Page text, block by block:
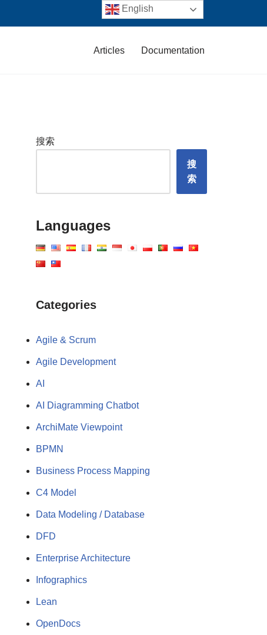
Articles Documentation
搜索
搜
索
Languages
Categories
Agile & Scrum
Agile Development
AI
AI Diagramming Chatbot
ArchiMate Viewpoint
BPMN
Business Process Mapping
C4 Model
Data Modeling / Database
DFD
Enterprise Architecture
Infographics
Lean
OpenDocs
English